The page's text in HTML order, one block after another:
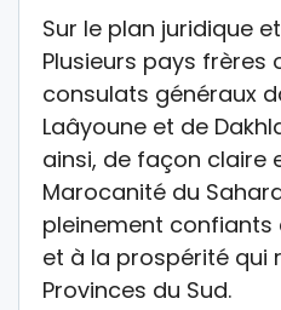
Sur le plan juridique
Plusieurs pays frères
consulats généraux
Laâyoune et de
ainsi, de façon claire
Marocanité du
pleinement
et à la prospérité qui
Provinces du Sud.